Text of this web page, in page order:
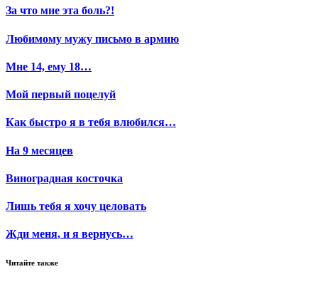
За что мне эта боль?!
Любимому мужу письмо в армию
Мне 14, ему 18…
Мой первый поцелуй
Как быстро я в тебя влюбился…
На 9 месяцев
Виноградная косточка
Лишь тебя я хочу целовать
Жди меня, и я вернусь…
Читайте также